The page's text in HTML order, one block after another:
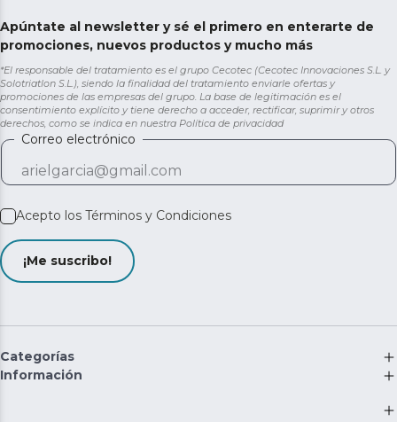
Apúntate al newsletter y sé el primero en enterarte de
promociones, nuevos productos y mucho más
*El responsable del tratamiento es el grupo Cecotec (Cecotec Innovaciones S.L. y
Solotriatlon S.L.), siendo la finalidad del tratamiento enviarle ofertas y
promociones de las empresas del grupo. La base de legitimación es el
consentimiento explícito y tiene derecho a acceder, rectificar, suprimir y otros
derechos, como se indica en nuestra Política de privacidad
Correo electrónico
Acepto los Términos y Condiciones
¡Me suscribo!
Categorías
Información